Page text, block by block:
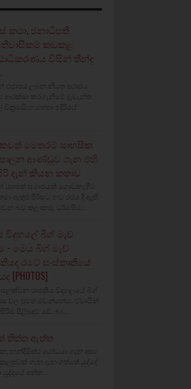
කථා, ජනාධිපති
කඩකළ
විසින් තීන්දු
එජාපය ලබන නියත පරාජය
ආරක්ෂා කරගැනීමේ දැවැන්ත
මහතා ඉදිරියේ
මෙතරම් සාහසික
ආණ්ඩුව ගැන එහි
දැන් කියන කතාව
යහපත් සමාජයක් ගොඩනැගීම
ඇතුළු පිරිසට නව රජය දී ඇති
බව කලාකරු ධර්මසිර...
විදුහලේ බිග් මැච්
මෙය බිග් මැච්
රටේ සංස්කෘතියේ
[PHOTOS]
රාජකීය විද්‍යාලයේ බිග්
වල පුවත් මවන්නේය. ඒවායින්
පිළිබඳව වේ. බා...
තිත්ත ඇත්ත
නන්දිමිත්ර යෝධයා ගැන අසා
ගැන දැන ගත්තේ යුද්දේ
යුද්දයේ අන්ත...